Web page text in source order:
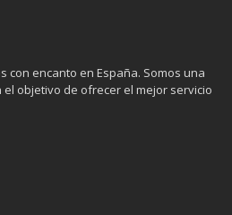
con encanto en España. Somos una
objetivo de ofrecer el mejor servicio